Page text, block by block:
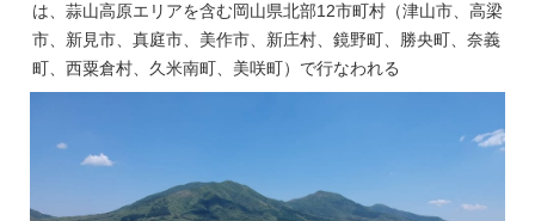
は、蒜山高原エリアを含む岡山県北部12市町村（津山市、高梁
市、新見市、真庭市、美作市、新庄村、鏡野町、勝央町、奈義
町、西粟倉村、久米南町、美咲町）で行なわれる